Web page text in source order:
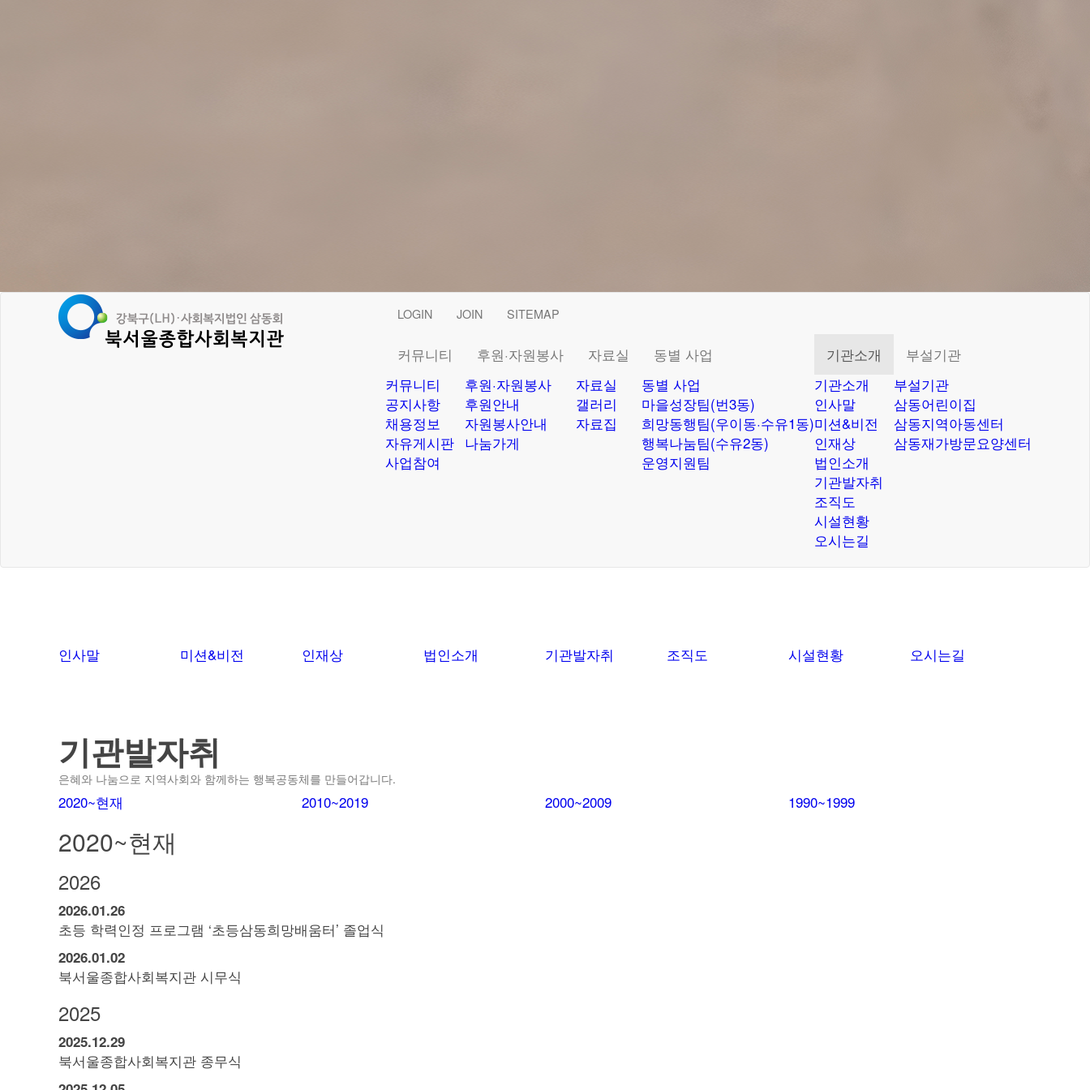
LOGIN JOIN SITEMAP
커뮤니티
커뮤니티
공지사항
채용정보
자유게시판
사업참여
후원·자원봉사
후원·자원봉사
후원안내
자원봉사안내
나눔가게
자료실
자료실
갤러리
자료집
동별 사업
동별 사업
마을성장팀(번3동)
희망동행팀(우이동·수유1동)
행복나눔팀(수유2동)
운영지원팀
기관소개
기관소개
인사말
미션&비전
인재상
법인소개
기관발자취
조직도
시설현황
오시는길
부설기관
부설기관
삼동어린이집
삼동지역아동센터
삼동재가방문요양센터
인사말 미션&비전 인재상 법인소개 기관발자취 조직도 시설현황 오시는길
기관발자취
은혜와 나눔으로 지역사회와 함께하는 행복공동체를 만들어갑니다.
2020~현재 2010~2019 2000~2009 1990~1999
2020~현재
2026
2026.01.26
초등 학력인정 프로그램 ‘초등삼동희망배움터’ 졸업식
2026.01.02
북서울종합사회복지관 시무식
2025
2025.12.29
북서울종합사회복지관 종무식